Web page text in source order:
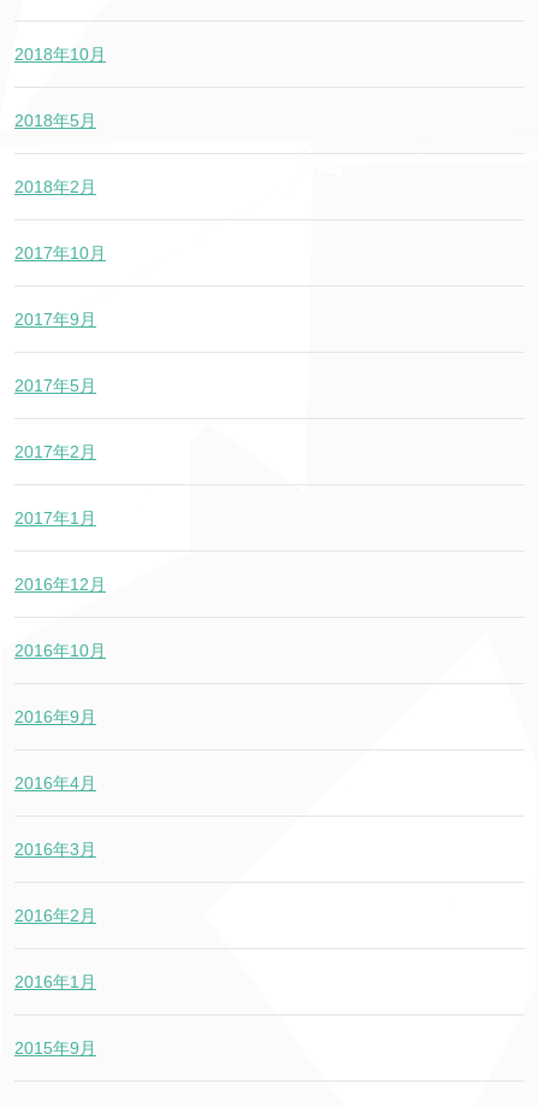
2018年10月
2018年5月
2018年2月
2017年10月
2017年9月
2017年5月
2017年2月
2017年1月
2016年12月
2016年10月
2016年9月
2016年4月
2016年3月
2016年2月
2016年1月
2015年9月